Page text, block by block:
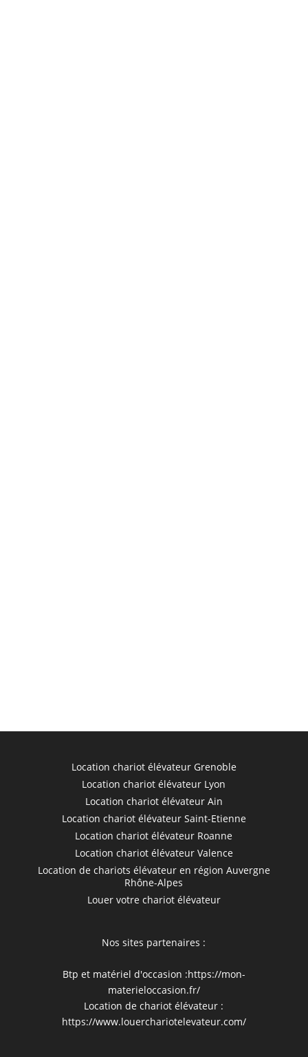
Location chariot élévateur Grenoble
Location chariot élévateur Lyon
Location chariot élévateur Ain
Location chariot élévateur Saint-Etienne
Location chariot élévateur Roanne
Location chariot élévateur Valence
Location de chariots élévateur en région Auvergne
Rhône-Alpes
Louer votre chariot élévateur
Nos sites partenaires :
Btp et matériel d'occasion :https://mon-
materieloccasion.fr/
Location de chariot élévateur :
https://www.louerchariotelevateur.com/